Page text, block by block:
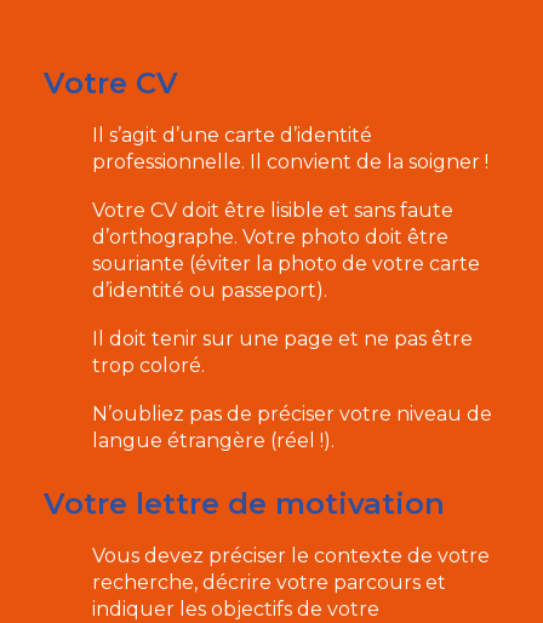
Votre CV
Il s’agit d’une carte d’identité
professionnelle. Il convient de la soigner !
Votre CV doit être lisible et sans faute
d’orthographe. Votre photo doit être
souriante (éviter la photo de votre carte
d’identité ou passeport).
Il doit tenir sur une page et ne pas être
trop coloré.
N’oubliez pas de préciser votre niveau de
langue étrangère (réel !).
Votre lettre de motivation
Vous devez préciser le contexte de votre
recherche, décrire votre parcours et
indiquer les objectifs de votre